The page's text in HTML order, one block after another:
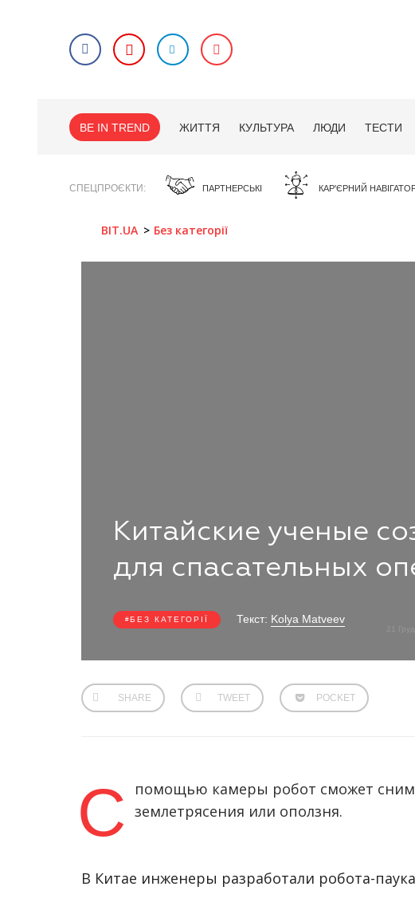
BE IN TREND ЖИТТЯ КУЛЬТУРА ЛЮДИ ТЕСТИ
СПЕЦПРОЄКТИ ПАРТНЕРСЬКІ КАР'ЄРНИЙ
BIT.UA Без категорії
Китайские ученые
для спасательных
БЕЗ КАТЕГОРІЇ Текст: Kolya Matveev
21
SHARE TWEET POCKET
С
помощью камеры робот сможет
землетрясения или оползня.
В Китае инженеры разработали робота-